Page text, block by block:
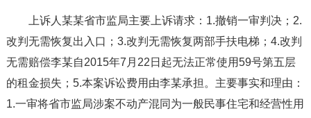
上诉人某某省市监局主要上诉请求：1.撤销一审判决；2.
改判无需恢复出入口；3.改判无需恢复两部手扶电梯；4.改判
无需赔偿李某自2015年7月22日起无法正常使用59号第五层
的租金损失；5.本案诉讼费用由李某承担。主要事实和理由：
1.一审将省市监局涉案不动产混同为一般民事住宅和经营性用